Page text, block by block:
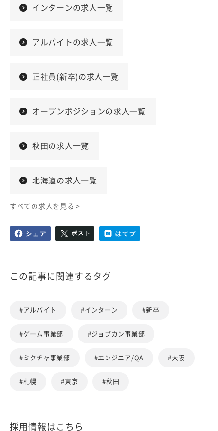
インターンの求人一覧
アルバイトの求人一覧
正社員(新卒)の求人一覧
オープンポジションの求人一覧
秋田の求人一覧
北海道の求人一覧
すべての求人を見る >
この記事に関連するタグ
#アルバイト #インターン #新卒
#ゲーム事業部 #ジョブカン事業部
#ミクチャ事業部 #エンジニア/QA #大阪
#札幌 #東京 #秋田
採用情報はこちら